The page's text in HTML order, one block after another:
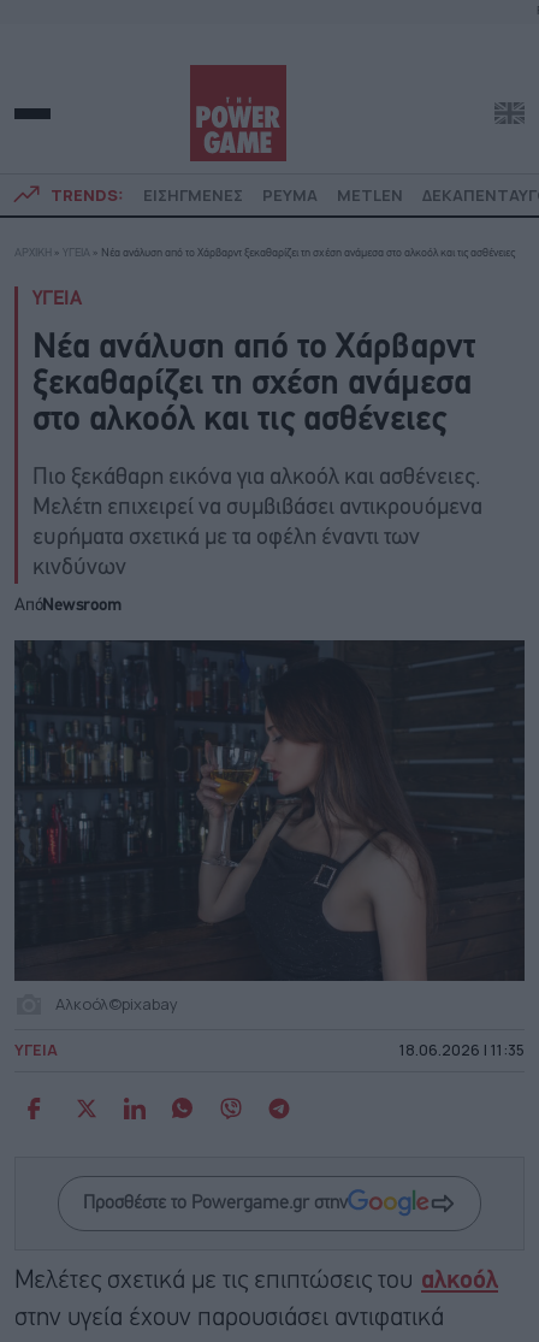
TRENDS: ΕΙΣΗΓΜΕΝΕΣ ΡΕΥΜΑ METLEN
ΑΡΧΙΚΗ » ΥΓΕΙΑ » Νέα ανάλυση από το Χάρβαρντ ξεκαθαρίζει τη σχέση ανάμεσα στο αλκοόλ και τις ασθένειες
ΥΓΕΙΑ
Νέα ανάλυση από το Χάρβαρντ
ξεκαθαρίζει τη σχέση ανάμεσα
στο αλκοόλ και τις ασθένειες
Πιο ξεκάθαρη εικόνα για αλκοόλ και ασθένειες.
Μελέτη επιχειρεί να συμβιβάσει αντικρουόμενα
ευρήματα σχετικά με τα οφέλη έναντι των
κινδύνων
ΑπόNewsroom
Aλκοόλ©pixabay
ΥΓΕΙΑ 18.06.2026 | 11:35
Προσθέστε το Powergame.gr στην
Μελέτες σχετικά με τις επιπτώσεις του αλκοόλ
στην υγεία έχουν παρουσιάσει αντιφατικά